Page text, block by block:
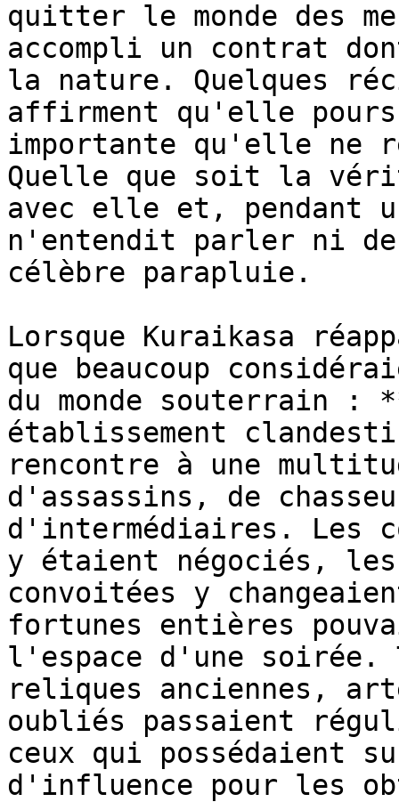
quitter le monde des
accompli un contrat
la nature. Quelques
affirment qu'elle
importante qu'elle ne
Quelle que soit la
avec elle et, pendant
n'entendit parler ni de
célèbre parapluie.
Lorsque Kuraikasa
que beaucoup
du monde souterrain :
établissement
rencontre à une
d'assassins, de
d'intermédiaires. Les
y étaient négociés, les
convoitées y
fortunes entières
l'espace d'une soirée.
reliques anciennes,
oubliés passaient
ceux qui possédaient
d'influence pour les